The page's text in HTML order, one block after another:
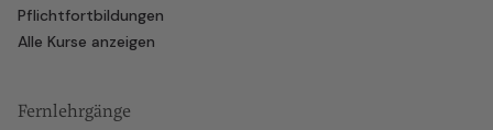
Pflichtfortbildungen
Alle Kurse anzeigen
Fernlehrgänge